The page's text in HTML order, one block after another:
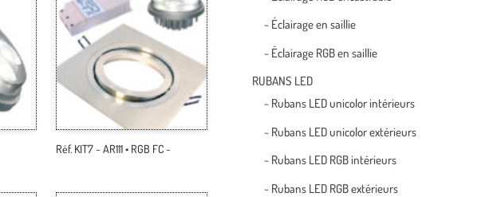
Réf. KIT7 ~ AR111 • RGB FC ~
~ Éclairage en saillie
~ Éclairage RGB en saillie
RUBANS LED
~ Rubans LED unicolor intérieurs
~ Rubans LED unicolor extérieurs
~ Rubans LED RGB intérieurs
~ Rubans LED RGB extérieurs